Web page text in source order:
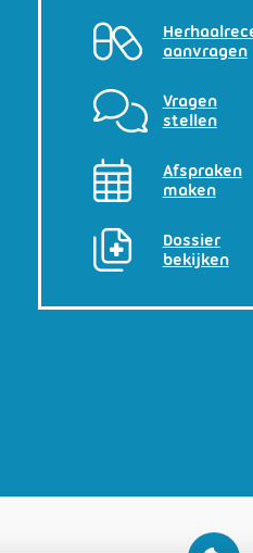
aanvragen
Vragen
stellen
Afspraken
maken
Dossier
bekijken